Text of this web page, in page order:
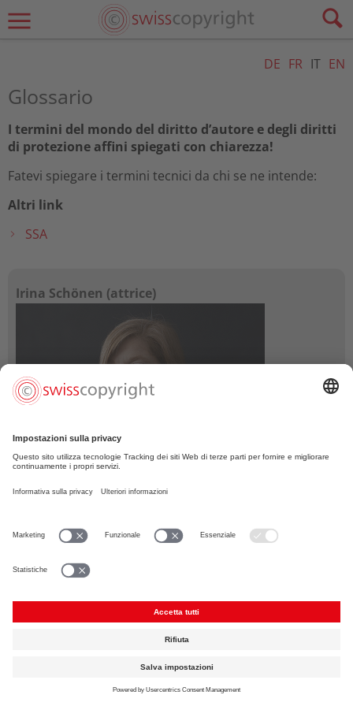
DE FR IT EN
Glossario
I termini del mondo del diritto d’autore e degli diritti
di protezione affini spiegati con chiarezza!
Fatevi spiegare i termini tecnici da chi se ne intende:
Altri link
SSA
Irina Schönen (attrice)
«Persone responsabili si impegnano per
cinema, nella radio e nella televisione.
Grazie SWISSPERFORM per il vostro prezioso lavoro.»
Foto: © Claude Gasser